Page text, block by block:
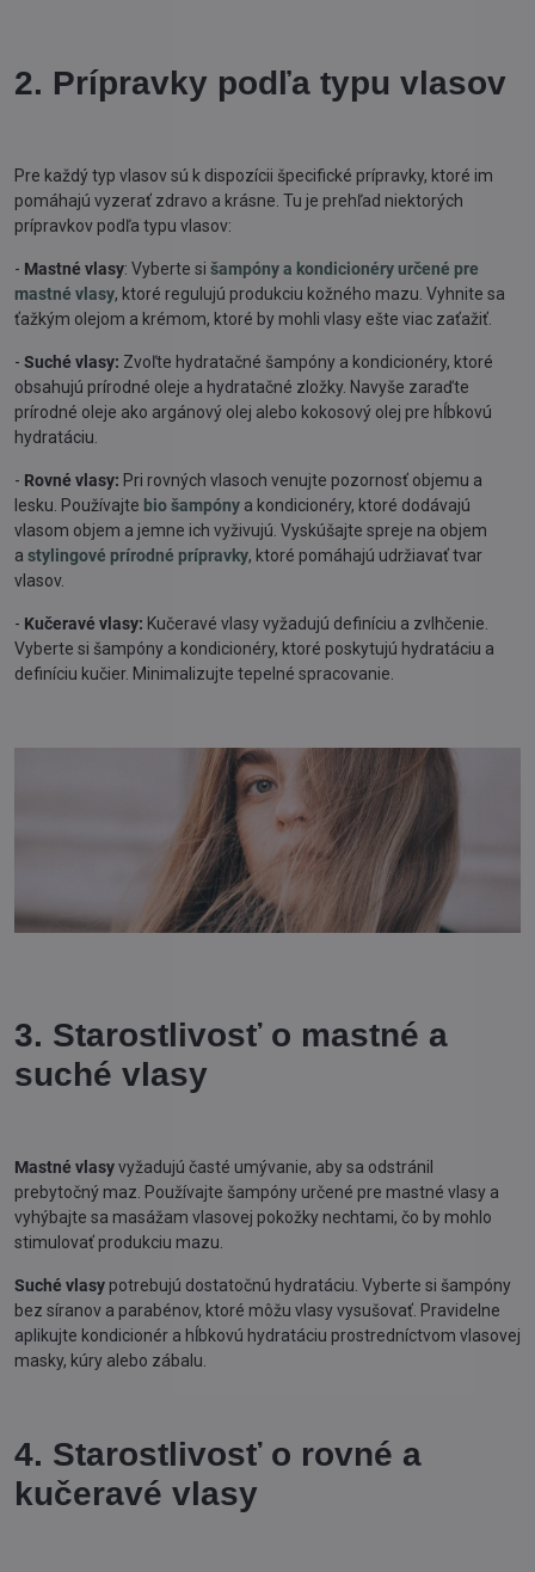
2. Prípravky podľa typu vlasov
Pre každý typ vlasov sú k dispozícii špecifické prípravky, ktoré im
pomáhajú vyzerať zdravo a krásne. Tu je prehľad niektorých
prípravkov podľa typu vlasov:
- Mastné vlasy: Vyberte si šampóny a kondicionéry určené pre
mastné vlasy, ktoré regulujú produkciu kožného mazu. Vyhnite sa
ťažkým olejom a krémom, ktoré by mohli vlasy ešte viac zaťažiť.
- Suché vlasy: Zvoľte hydratačné šampóny a kondicionéry, ktoré
obsahujú prírodné oleje a hydratačné zložky. Navyše zaraďte
prírodné oleje ako argánový olej alebo kokosový olej pre hĺbkovú
hydratáciu.
- Rovné vlasy: Pri rovných vlasoch venujte pozornosť objemu a
lesku. Používajte bio šampóny a kondicionéry, ktoré dodávajú
vlasom objem a jemne ich vyživujú. Vyskúšajte spreje na objem
a stylingové prírodné prípravky, ktoré pomáhajú udržiavať tvar
vlasov.
- Kučeravé vlasy: Kučeravé vlasy vyžadujú definíciu a zvlhčenie.
Vyberte si šampóny a kondicionéry, ktoré poskytujú hydratáciu a
definíciu kučier. Minimalizujte tepelné spracovanie.
3. Starostlivosť o mastné a
suché vlasy
Mastné vlasyvyžadujú časté umývanie, aby sa odstránil
prebytočný maz. Používajte šampóny určené pre mastné vlasy a
vyhýbajte sa masážam vlasovej pokožky nechtami, čo by mohlo
stimulovať produkciu mazu.
Suché vlasy potrebujú dostatočnú hydratáciu. Vyberte si šampóny
bez síranov a parabénov, ktoré môžu vlasy vysušovať. Pravidelne
aplikujte kondicionér a hĺbkovú hydratáciu prostredníctvom vlasovej
masky, kúry alebo zábalu.
4. Starostlivosť o rovné a
kučeravé vlasy